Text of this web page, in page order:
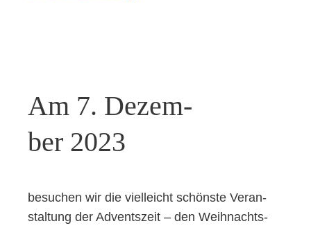
Am 7. Dezem­
ber 2023
besu­chen wir die viel­leicht schöns­te Ver­an­
stal­tung der Advents­zeit – den Weih­nachts­